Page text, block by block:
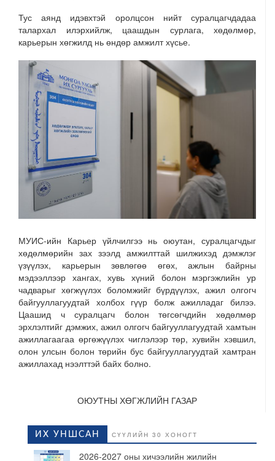
Тус аянд идэвхтэй оролцсон нийт суралцагчдадаа
талархал илэрхийлж, цаашдын сурлага, хөдөлмөр,
карьерын хөгжилд нь өндөр амжилт хүсье.
МУИС-ийн Карьер үйлчилгээ нь оюутан, суралцагчдыг
хөдөлмөрийн зах зээлд амжилттай шилжихэд дэмжлэг
үзүүлэх, карьерын зөвлөгөө өгөх, ажлын байрны
мэдээллээр хангах, хувь хүний болон мэргэжлийн ур
чадварыг хөгжүүлэх боломжийг бүрдүүлэх, ажил олгогч
байгууллагуудтай холбох гүүр болж ажилладаг билээ.
Цаашид ч суралцагч болон төгсөгчдийн хөдөлмөр
эрхлэлтийг дэмжих, ажил олгогч байгууллагуудтай хамтын
ажиллагаагаа өргөжүүлэх чиглэлээр төр, хувийн хэвшил,
олон улсын болон төрийн бус байгууллагуудтай хамтран
ажиллахад нээлттэй байх болно.
ОЮУТНЫ ХӨГЖЛИЙН ГАЗАР
ИХ УНШСАН СҮҮЛИЙН 30 ХОНОГТ
2026-2027 оны хичээлийн жилийн